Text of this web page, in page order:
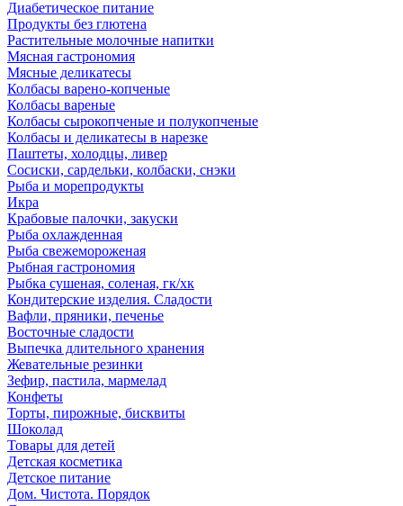
Диабетическое питание
Продукты без глютена
Растительные молочные напитки
Мясная гастрономия
Мясные деликатесы
Колбасы варено-копченые
Колбасы вареные
Колбасы сырокопченые и полукопченые
Колбасы и деликатесы в нарезке
Паштеты, холодцы, ливер
Сосиски, сардельки, колбаски, снэки
Рыба и морепродукты
Икра
Крабовые палочки, закуски
Рыба охлажденная
Рыба свежемороженая
Рыбная гастрономия
Рыбка сушеная, соленая, гк/хк
Кондитерские изделия. Сладости
Вафли, пряники, печенье
Восточные сладости
Выпечка длительного хранения
Жевательные резинки
Зефир, пастила, мармелад
Конфеты
Торты, пирожные, бисквиты
Шоколад
Товары для детей
Детская косметика
Детское питание
Дом. Чистота. Порядок